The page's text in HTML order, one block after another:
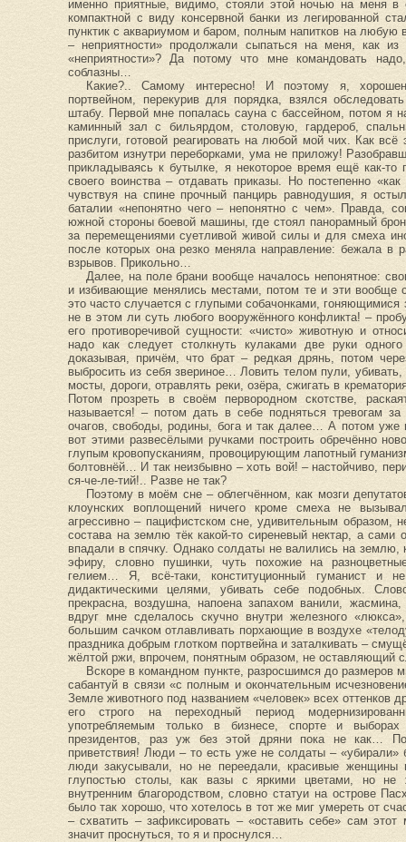
именно приятные, видимо, стояли этой ночью на меня в
компактной с виду консервной банки из легированной
пунктик с аквариумом и баром, полным напитков на любую
– неприятности» продолжали сыпаться на меня, как
«неприятности»? Да потому что мне командовать
соблазны…
Какие?.. Самому интересно! И поэтому я,
портвейном, перекурив для порядка, взялся
штабу. Первой мне попалась сауна с бассейном, потом я
каминный зал с бильярдом, столовую, гардероб,
прислуги, готовой реагировать на любой мой чих. Как
разбитом изнутри переборками, ума не приложу!
прикладываясь к бутылке, я некоторое время ещё как-
своего воинства – отдавать приказы. Но постепенно
чувствуя на спине прочный панцирь равнодушия, я
баталии «непонятно чего – непонятно с чем». Правда,
южной стороны боевой машины, где стоял панорамный
за перемещениями суетливой живой силы и для смеха
после которых она резко меняла направление: бежала в
взрывов. Прикольно…
Далее, на поле брани вообще началось непонятное:
и избивающие менялись местами, потом те и эти вообще
это часто случается с глупыми собачонками, гоняющимися
не в этом ли суть любого вооружённого конфликта! –
его противоречивой сущности: «чисто» животную и
надо как следует столкнуть кулаками две руки
доказывая, причём, что брат – редкая дрянь, потом
выбросить из себя звериное… Ловить телом пули,
мосты, дороги, отравлять реки, озёра, сжигать в
Потом прозреть в своём первородном скотстве,
называется! – потом дать в себе подняться тревогам
очагов, свободы, родины, бога и так далее… А потом уже
вот этими развесёлыми ручками построить обречённо
глупым кровопусканиям, провоцирующим лапотный
болтовнёй… И так неизбывно – хоть вой! – настойчиво,
ся-че-ле-тий!.. Разве не так?
Поэтому в моём сне – облегчённом, как мозги
клоунских воплощений ничего кроме смеха не
агрессивно – пацифистском сне, удивительным образом,
состава на землю тёк какой-то сиреневый нектар, а
впадали в спячку. Однако солдаты не валились на землю,
эфиру, словно пушинки, чуть похожие на
гелием… Я, всё-таки, конституционный гуманист
дидактическими целями, убивать себе подобных.
прекрасна, воздушна, напоена запахом ванили,
вдруг мне сделалось скучно внутри железного
большим сачком отлавливать порхающие в воздухе
праздника добрым глотком портвейна и заталкивать –
жёлтой ржи, впрочем, понятным образом, не оставляющий
Вскоре в командном пункте, разросшимся до размеров
сабантуй в связи «с полным и окончательным
Земле животного под названием «человек» всех оттенков
его строго на переходный период
употребляемым только в бизнесе, спорте и
президентов, раз уж без этой дряни пока не как…
приветствия! Люди – то есть уже не солдаты – «убирали»
люди закусывали, но не переедали, красивые женщины
глупостью столы, как вазы с яркими цветами, но не
внутренним благородством, словно статуи на острове
было так хорошо, что хотелось в тот же миг умереть от
– схватить – зафиксировать – «оставить себе» сам
значит проснуться, то я и проснулся…